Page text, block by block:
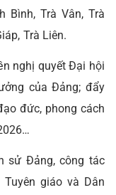
Bình, Trà Vân, Trà
Trà Liên.
nghị quyết Đại hội
của Đảng; đẩy
đức, phong cách
sử Đảng, công tác
giáo và Dân